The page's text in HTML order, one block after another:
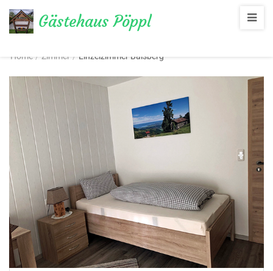
Gästehaus Pöppl
Home / Zimmer / Einzelzimmer Balsberg